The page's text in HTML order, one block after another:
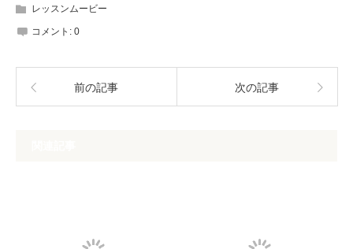
レッスンムービー
コメント: 0
前の記事 次の記事